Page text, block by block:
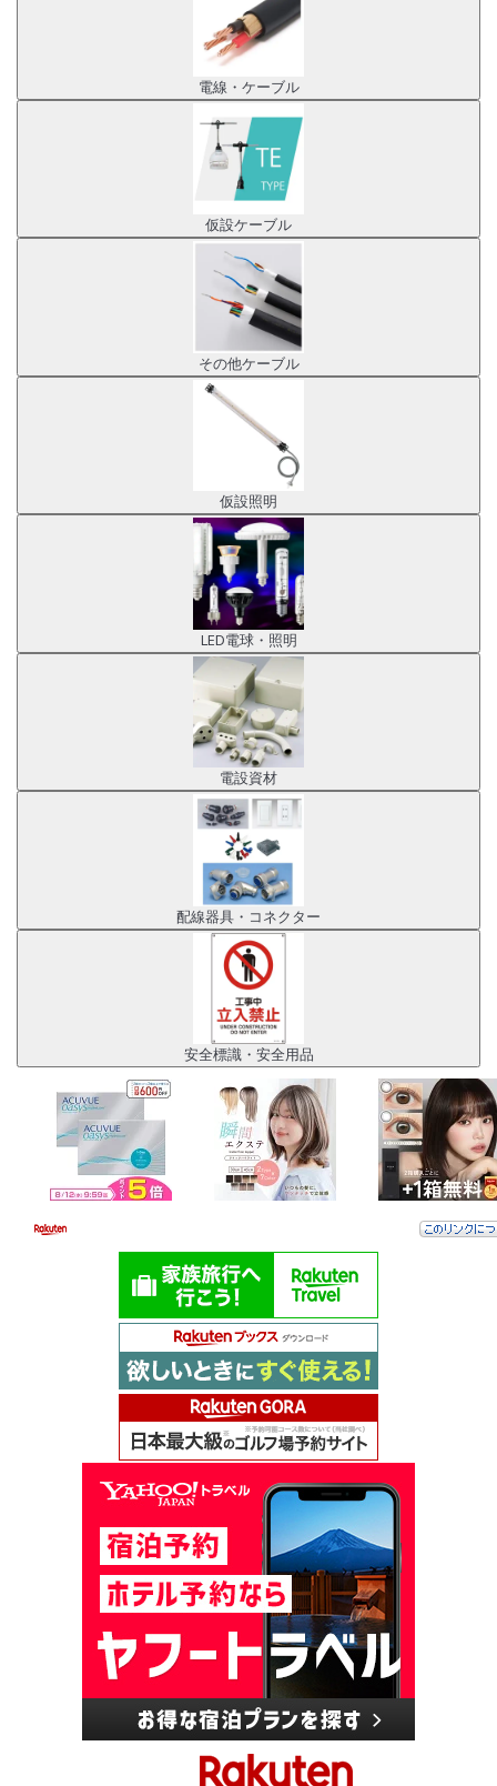
電線・ケーブル
仮設ケーブル
その他ケーブル
仮設照明
LED電球・照明
電設資材
配線器具・コネクター
安全標識・安全用品